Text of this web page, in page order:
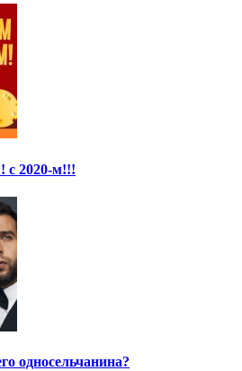
2020-м!!!
односельчанина?